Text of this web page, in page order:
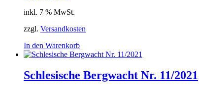
war:
ist:
inkl. 7 % MwSt.
zzgl. Versandkosten
In den Warenkorb
Schlesische Bergwacht Nr. 11/2021